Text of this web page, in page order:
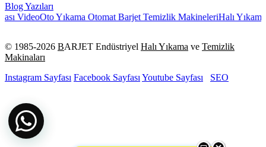
Blog Yazıları
VideoOto Yıkama Otomat Barjet Temizlik MakineleriHalı Yıkama
© 1985-2026 BARJET Endüstriyel Halı Yıkama ve Temizlik
Makinaları
Instagram Sayfası Facebook Sayfası Youtube Sayfası SEO